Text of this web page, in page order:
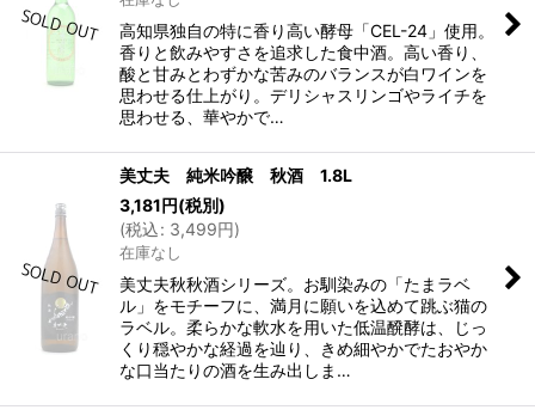
高知県独自の特に香り高い酵母「CEL-24」使用。
香りと飲みやすさを追求した食中酒。高い香り、
酸と甘みとわずかな苦みのバランスが白ワインを
思わせる仕上がり。デリシャスリンゴやライチを
思わせる、華やかで…
美丈夫 純米吟醸 秋酒 1.8L
3,181円(税別)
(税込: 3,499円)
在庫なし
美丈夫秋秋酒シリーズ。お馴染みの「たまラベ
ル」をモチーフに、満月に願いを込めて跳ぶ猫の
ラベル。柔らかな軟水を用いた低温醗酵は、じっ
くり穏やかな経過を辿り、きめ細やかでたおやか
な口当たりの酒を生み出しま…